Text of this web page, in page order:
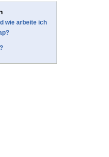
wie arbeite ich